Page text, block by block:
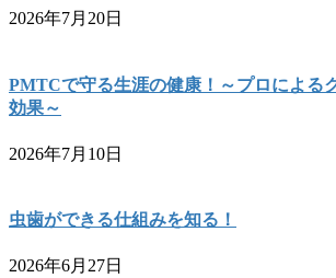
2026年7月20日
PMTCで守る生涯の健康！～プロによる
効果～
2026年7月10日
虫歯ができる仕組みを知る！
2026年6月27日